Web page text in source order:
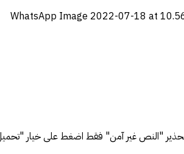
"النص غير آمن" فقط اضغط على خيار